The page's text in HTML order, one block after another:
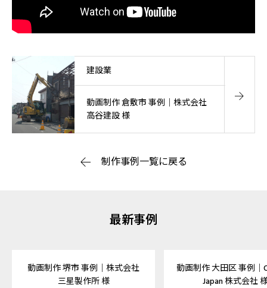
動画制作 倉敷市 事例｜株式会社
高谷建設 様
建設業
制作事例一覧に戻る
最新事例
動画制作 堺市 事例｜株式会社
三星製作所 様
動画制作 大田区 事例｜
Japan 株式会社